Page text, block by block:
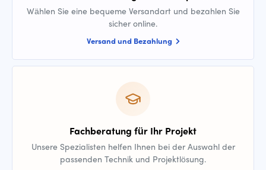
Wählen Sie eine bequeme Versandart und bezahlen Sie
sicher online.
Versand und Bezahlung
Fachberatung für Ihr Projekt
Unsere Spezialisten helfen Ihnen bei der Auswahl der
passenden Technik und Projektlösung.